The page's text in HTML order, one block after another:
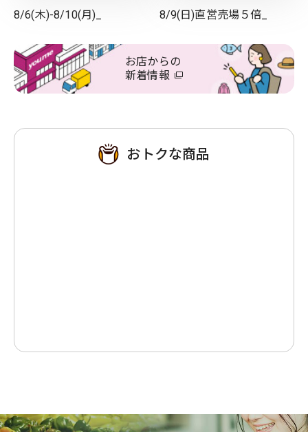
8/6(木)-8/10(月)_ 8/9(日)直営売場５倍_
お店からの
新着情報
おトクな商品